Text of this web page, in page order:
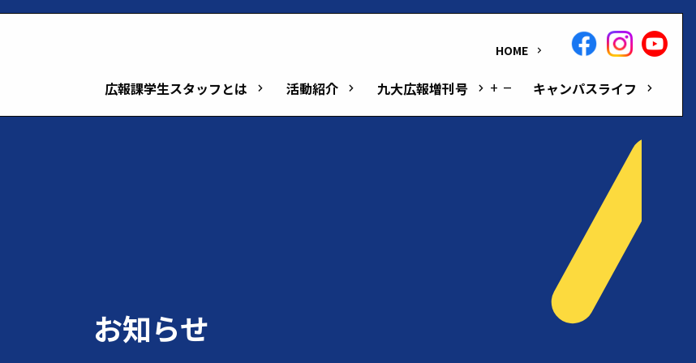
HOME keyboard_arrow_right
広報課学生スタッフとは keyboard_arrow_right 活動紹介 keyboard_arrow_right 九大広報増刊号 keyboard_arrow_right add remove キャンパスライフ keyboard_arrow_right
お知らせ